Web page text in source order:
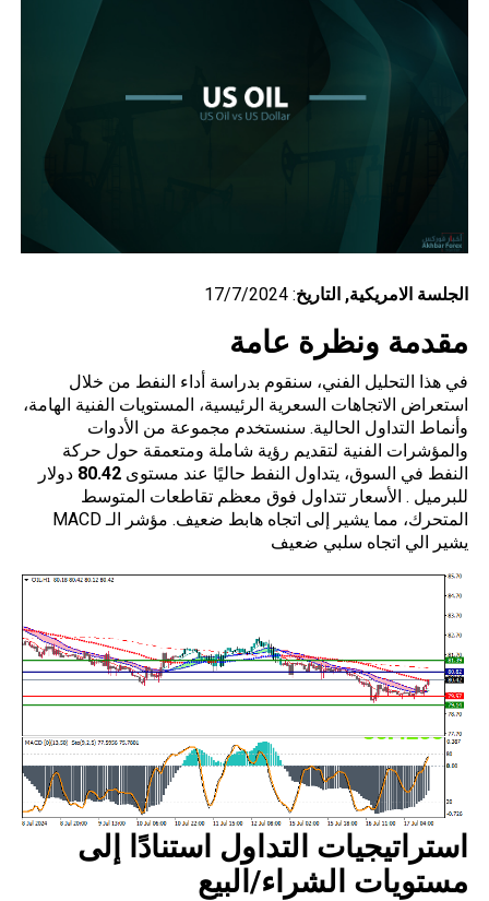
الجلسةالامريكية, التاريخ: 17/7/2024
مقدمة ونظرة عامة
في هذا التحليل الفني، سنقوم بدراسة أداء النفط من خلال
استعراض الاتجاهات السعرية الرئيسية، المستويات الفنية الهامة،
وأنماط التداول الحالية. سنستخدم مجموعة من الأدوات
والمؤشرات الفنية لتقديم رؤية شاملة ومتعمقة حول حركة
النفط في السوق، يتداول النفط حاليًا عند مستوى80.42 دولار
للبرميل . الأسعار تتداول فوق معظم تقاطعات المتوسط
المتحرك، مما يشير إلى اتجاه هابط ضعيف. مؤشر الـ MACD
يشير الي اتجاه سلبي ضعيف
استراتيجيات التداول استنادًا إلى
مستويات الشراء/البيع